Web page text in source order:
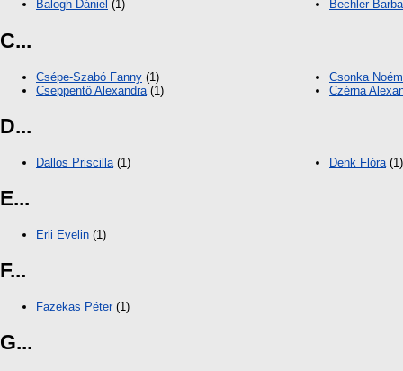
Balogh Dániel (1)
Bechler
C...
Csépe-Szabó Fanny (1)
Cseppentő Alexandra (1)
Csonka
Czérna
D...
Dallos Priscilla (1) Denk Flóra (1)
E...
Erli Evelin (1)
F...
Fazekas Péter(1)
G...